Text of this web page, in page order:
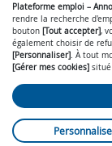
Accessibilité :
Plateforme
Plateforme emploi –
rendre la recherche
bouton [Tout accepter],
également choisir de
[Personnaliser]. À tout
[Gérer mes cookies]